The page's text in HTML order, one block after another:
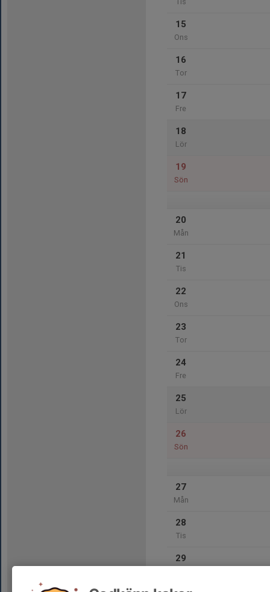
15
Ons
16
Tor
17
Fre
18
Lör
19
Sön
20
Mån
21
Tis
22
Ons
23
Tor
24
Fre
25
Lör
26
Sön
27
Mån
28
Tis
29